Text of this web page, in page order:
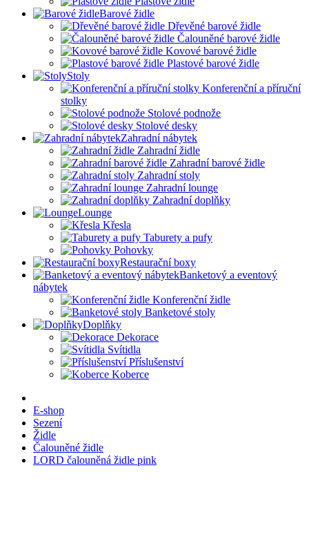
Barové židle
Dřevěné barové židle
Čalouněné barové židle
Kovové barové židle
Plastové barové židle
Stoly
Konferenční a příruční
stolky
Stolové podnože
Stolové desky
Zahradní nábytek
Zahradní židle
Zahradní barové židle
Zahradní stoly
Zahradní lounge
Zahradní doplňky
Lounge
Křesla
Taburety a pufy
Pohovky
Restaurační boxy
Banketový a eventový
nábytek
Konferenční židle
Banketové stoly
Doplňky
Dekorace
Svítidla
Příslušenství
Koberce
E-shop
Sezení
Židle
Čalouněné židle
LORD čalouněná židle pink